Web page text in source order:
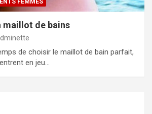
FEMMES
maillot de bains
de choisir le maillot de bain parfait,
en jeu…